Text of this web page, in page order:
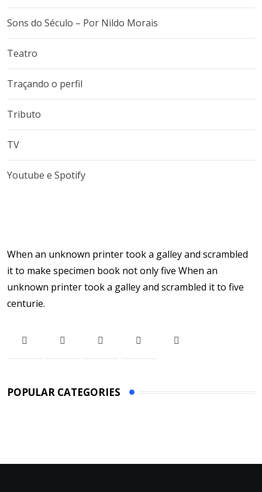
Sons do Século – Por Nildo Morais
Teatro
Traçando o perfil
Tributo
TV
Youtube e Spotify
When an unknown printer took a galley and scrambled
it to make specimen book not only five When an
unknown printer took a galley and scrambled it to five
centurie.
POPULAR CATEGORIES